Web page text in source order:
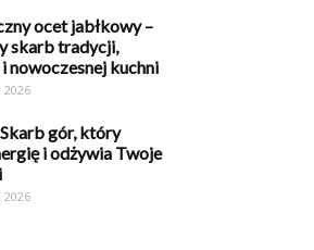
ocet jabłkowy –
skarb tradycji,
nowoczesnej kuchni
2026
gór, który
i odżywia Twoje
2026